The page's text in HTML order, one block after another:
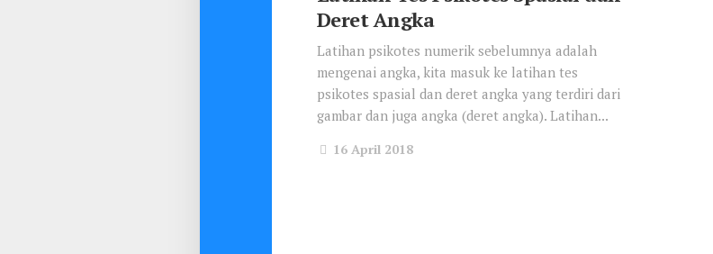
Deret Angka
Latihan psikotes numerik sebelumnya adalah
mengenai angka, kita masuk ke latihan tes
psikotes spasial dan deret angka yang terdiri dari
gambar dan juga angka (deret angka). Latihan...
16 April 2018